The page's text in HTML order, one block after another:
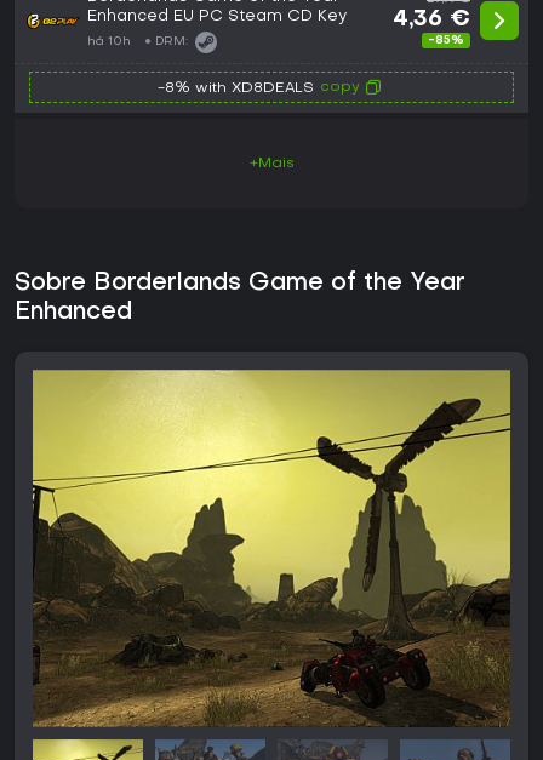
Enhanced EU PC Steam CD Key
há 10h DRM:
4,36 €
-85%
-8% with XD8DEALS copy
+Mais
Sobre Borderlands Game of the Year
Enhanced